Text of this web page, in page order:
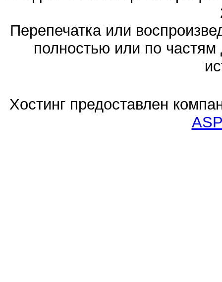
Перепечатка или
полностью или по частям
Хостинг предоставлен